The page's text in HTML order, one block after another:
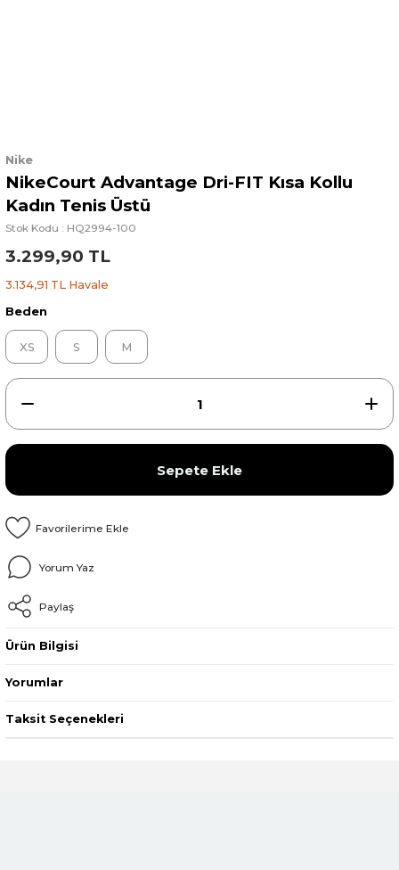
Nike
NikeCourt Advantage Dri-FIT Kısa Kollu
Kadın Tenis Üstü
Stok Kodu : HQ2994-100
3.299,90 TL
3.134,91 TL Havale
Beden
XS S M
Sepete Ekle
Yorum Yaz
Paylaş
Ürün Bilgisi
Yorumlar
Taksit Seçenekleri